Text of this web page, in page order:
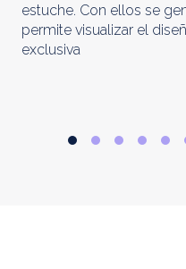
estuche. Con ellos se
permite visualizar el
exclusiva